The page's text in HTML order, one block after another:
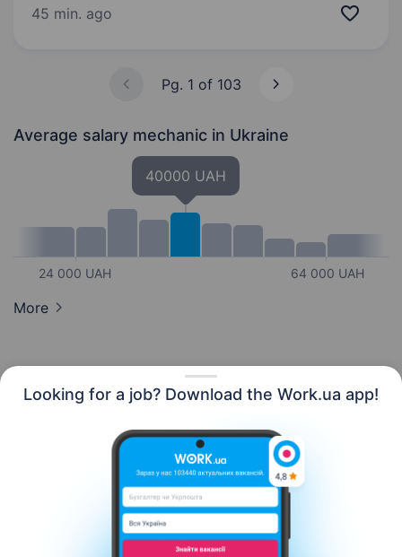
Looking for a job? Download the Work.ua app!
циклу, що створює передові технології у сфері
45 min. ago
Pg. 1 of 103
Average salary mechanic in Ukraine
24 000 UAH
40000 UAH
64 000 UAH
More